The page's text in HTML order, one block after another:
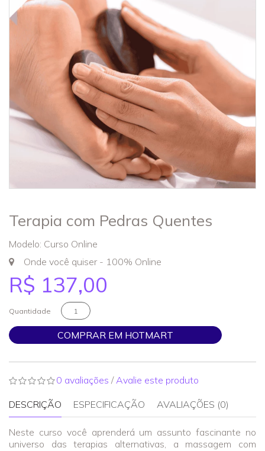
Terapia com Pedras Quentes
Modelo: Curso Online
Onde você quiser - 100% Online
R$ 137,00
Quantidade
COMPRAR EM HOTMART
0 avaliações / Avalie este produto
DESCRIÇÃO ESPECIFICAÇÃO AVALIAÇÕES (0)
Neste curso você aprenderá um assunto fascinante no
universo das terapias alternativas, a massagem com